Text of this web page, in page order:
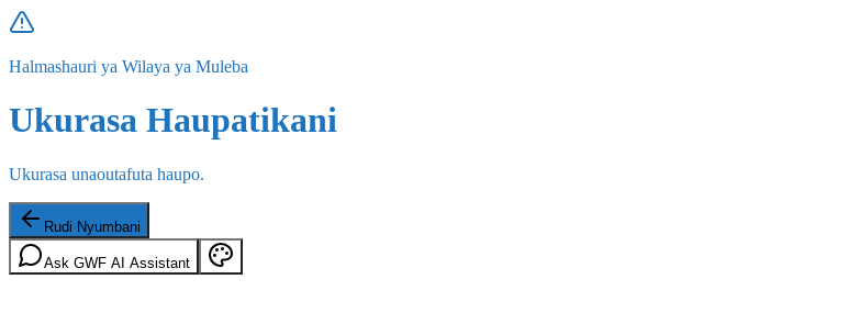
Halmashauri ya Wilaya ya Muleba
Ukurasa Haupatikani
Ukurasa unaoutafuta haupo.
Rudi Nyumbani
Ask GWF AI Assistant